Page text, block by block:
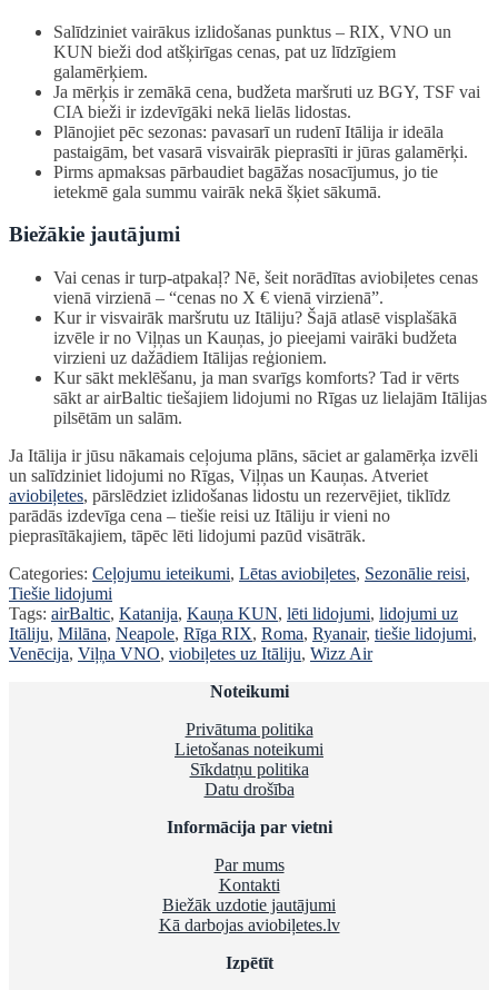
Salīdziniet vairākus izlidošanas punktus – RIX, VNO un
KUN bieži dod atšķirīgas cenas, pat uz līdzīgiem
galamērķiem.
Ja mērķis ir zemākā cena, budžeta maršruti uz BGY, TSF vai
CIA bieži ir izdevīgāki nekā lielās lidostas.
Plānojiet pēc sezonas: pavasarī un rudenī Itālija ir ideāla
pastaigām, bet vasarā visvairāk pieprasīti ir jūras galamērķi.
Pirms apmaksas pārbaudiet bagāžas nosacījumus, jo tie
ietekmē gala summu vairāk nekā šķiet sākumā.
Biežākie jautājumi
Vai cenas ir turp-atpakaļ? Nē, šeit norādītas aviobiļetes cenas
vienā virzienā – “cenas no X € vienā virzienā”.
Kur ir visvairāk maršrutu uz Itāliju? Šajā atlasē visplašākā
izvēle ir no Viļņas un Kauņas, jo pieejami vairāki budžeta
virzieni uz dažādiem Itālijas reģioniem.
Kur sākt meklēšanu, ja man svarīgs komforts? Tad ir vērts
sākt ar airBaltic tiešajiem lidojumi no Rīgas uz lielajām Itālijas
pilsētām un salām.
Ja Itālija ir jūsu nākamais ceļojuma plāns, sāciet ar galamērķa izvēli
un salīdziniet lidojumi no Rīgas, Viļņas un Kauņas. Atveriet
aviobiļetes, pārslēdziet izlidošanas lidostu un rezervējiet, tiklīdz
parādās izdevīga cena – tiešie reisi uz Itāliju ir vieni no
pieprasītākajiem, tāpēc lēti lidojumi pazūd visātrāk.
Categories: Ceļojumu ieteikumi, Lētas aviobiļetes, Sezonālie reisi,
Tiešie lidojumi
Tags: airBaltic, Katanija, Kauņa KUN, lēti lidojumi, lidojumi uz
Itāliju, Milāna, Neapole, Rīga RIX, Roma, Ryanair, tiešie lidojumi,
Venēcija, Viļņa VNO, viobiļetes uz Itāliju, Wizz Air
Noteikumi
Privātuma politika
Lietošanas noteikumi
Sīkdatņu politika
Datu drošība
Informācija par vietni
Par mums
Kontakti
Biežāk uzdotie jautājumi
Kā darbojas aviobiļetes.lv
Izpētīt